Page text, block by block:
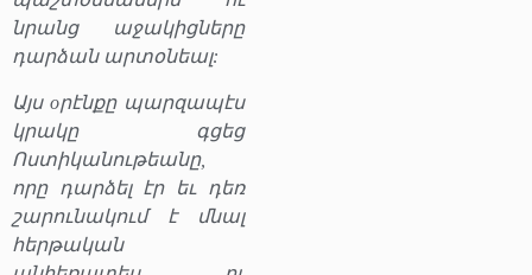
նրանց աջակիցները
դարձան արտօնեալ:
Այս oրէնքը պարզապէս
կրակը գցեց
Ոստիկանութեանը,
որը դարձել էր եւ դեռ
շարունակում է մնալ
հերթական